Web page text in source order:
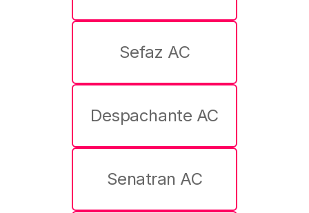
Sefaz AC
Despachante AC
Senatran AC